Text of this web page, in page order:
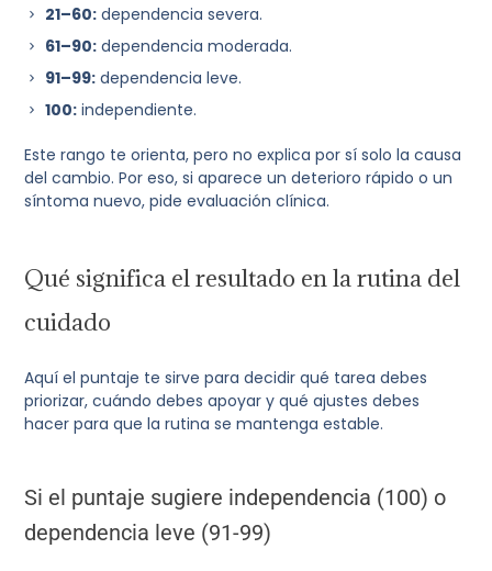
21–60: dependencia severa.
61–90: dependencia moderada.
91–99: dependencia leve.
100: independiente.
Este rango te orienta, pero no explica por sí solo la causa
del cambio. Por eso, si aparece un deterioro rápido o un
síntoma nuevo, pide evaluación clínica.
Qué significa el resultado en la rutina del
cuidado
Aquí el puntaje te sirve para decidir qué tarea debes
priorizar, cuándo debes apoyar y qué ajustes debes
hacer para que la rutina se mantenga estable.
Si el puntaje sugiere independencia (100) o
dependencia leve (91-99)